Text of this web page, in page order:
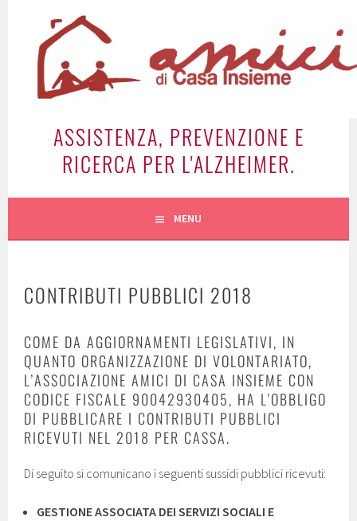
contenuto
ASSISTENZA, PREVENZIONE E
RICERCA PER L'ALZHEIMER.
MENU
CONTRIBUTI PUBBLICI 2018
COME DA AGGIORNAMENTI LEGISLATIVI, IN
QUANTO ORGANIZZAZIONE DI VOLONTARIATO,
L’ASSOCIAZIONE AMICI DI CASA INSIEME CON
CODICE FISCALE 90042930405, HA L’OBBLIGO
DI PUBBLICARE I CONTRIBUTI PUBBLICI
RICEVUTI NEL 2018 PER CASSA.
Di seguito si comunicano i seguenti sussidi pubblici ricevuti:
GESTIONE ASSOCIATA DEI SERVIZI SOCIALI E